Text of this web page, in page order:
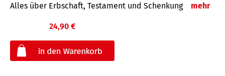
Alles über Erbschaft, Testament und Schenkung mehr
24,90 €